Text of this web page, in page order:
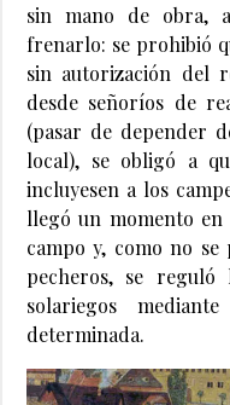
sin mano de obra,
frenarlo: se prohibió
sin autorización del
desde señoríos de
(pasar de depender
local), se obligó a
incluyesen a los
llegó un momento
campo y, como no
pecheros, se
solariegos
determinada.